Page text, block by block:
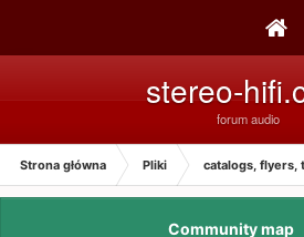
stereo-
forum audio
Strona główna Pliki catalogs, flyers,
Community map